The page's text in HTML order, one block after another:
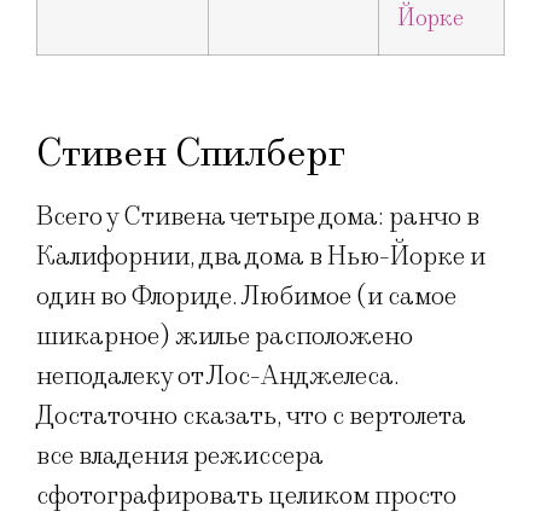
Стивен Спилберг
Всего у Стивена четыре дома: ранчо в
Калифорнии, два дома в Нью-Йорке и
один во Флориде. Любимое (и самое
шикарное) жилье расположено
неподалеку от Лос-Анджелеса.
Достаточно сказать, что с вертолета
все владения режиссера
сфотографировать целиком просто